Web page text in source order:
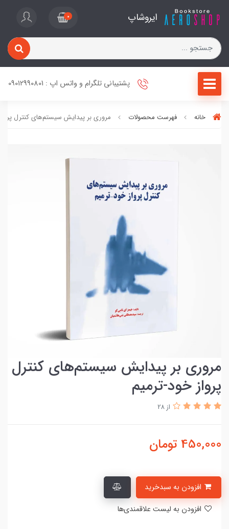
ایروشاپ 0
پشتیبانی تلگرام و واتس اپ : 09012990801
خانه فهرست محصولات مروری بر پیدایش سیستم‌های کنترل
مروری بر پیدایش سیستم‌های کنترل
پرواز خود-ترمیم
از 28
450,000 تومان